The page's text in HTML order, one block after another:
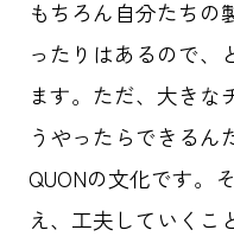
もちろん自分たちの
ったりはあるので、
ます。ただ、大きな
うやったらできるん
QUONの文化です。
え、工夫していくこ